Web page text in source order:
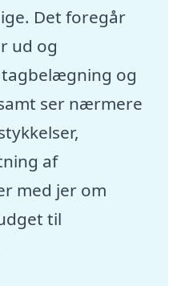
Det foregår
ud og
og
ser nærmere
af
med jer om
til